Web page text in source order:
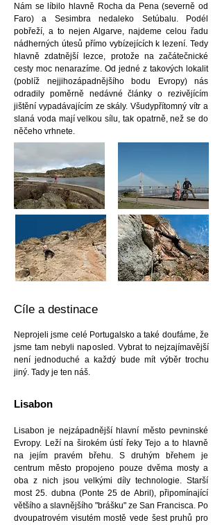
Nám se líbilo hlavně Rocha da Pena (severně od
Faro) a Sesimbra nedaleko Setúbalu. Podél
pobřeží, a to nejen Algarve, najdeme celou řadu
nádherných útesů přímo vybízejících k lezení. Tedy
hlavně zdatnější lezce, protože na začátečnické
cesty moc nenarazíme. Od jedné z takových lokalit
(poblíž nejjihozápadnějšího bodu Evropy) nás
odradily poměrně nedávné články o rezivějícím
jištění vypadávajícím ze skály. Všudypřítomný vítr a
slaná voda mají velkou sílu, tak opatrně, než se do
něčeho vrhnete.
Cíle a destinace
Neprojeli jsme celé Portugalsko a také doufáme, že
jsme tam nebyli naposled. Vybrat to nejzajímavější
není jednoduché a každý bude mít výběr trochu
jiný. Tady je ten náš.
Lisabon
Lisabon je nejzápadnější hlavní město pevninské
Evropy. Leží na širokém ústí řeky Tejo a to hlavně
na jejím pravém břehu. S druhým břehem je
centrum město propojeno pouze dvěma mosty a
oba z nich jsou velkými díly technologie. Starší
most 25. dubna (Ponte 25 de Abril), připomínající
většího a slavnějšího "brášku" ze San Francisca. Po
dvoupatrovém visutém mostě vede šest pruhů pro